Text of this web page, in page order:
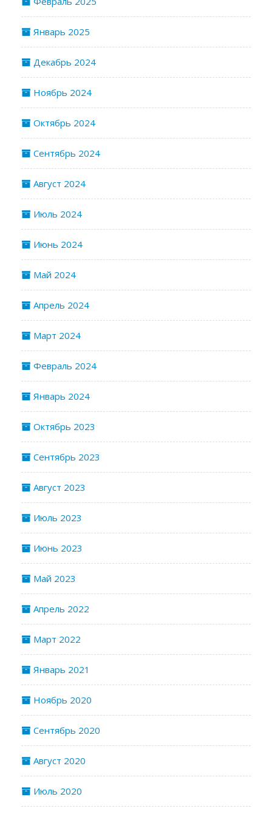
Январь 2025
Декабрь 2024
Ноябрь 2024
Октябрь 2024
Сентябрь 2024
Август 2024
Июль 2024
Июнь 2024
Май 2024
Апрель 2024
Март 2024
Февраль 2024
Январь 2024
Октябрь 2023
Сентябрь 2023
Август 2023
Июль 2023
Июнь 2023
Май 2023
Апрель 2022
Март 2022
Январь 2021
Ноябрь 2020
Сентябрь 2020
Август 2020
Июль 2020